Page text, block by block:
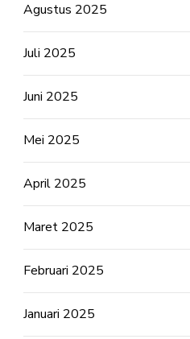
Agustus 2025
Juli 2025
Juni 2025
Mei 2025
April 2025
Maret 2025
Februari 2025
Januari 2025